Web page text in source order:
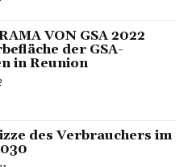
VON GSA 2022
der GSA-
in Reunion
des Verbrauchers im